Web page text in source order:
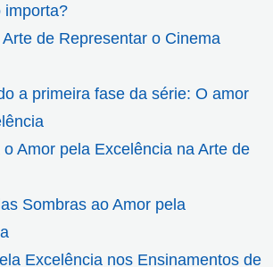
importa?
de Representar o Cinema
a primeira fase da série: O amor
o Amor pela Excelência na Arte de
Sombras ao Amor pela
Excelência nos Ensinamentos de